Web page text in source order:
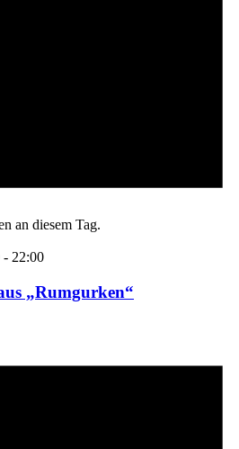
an diesem Tag.
- 22:00
„Rumgurken“